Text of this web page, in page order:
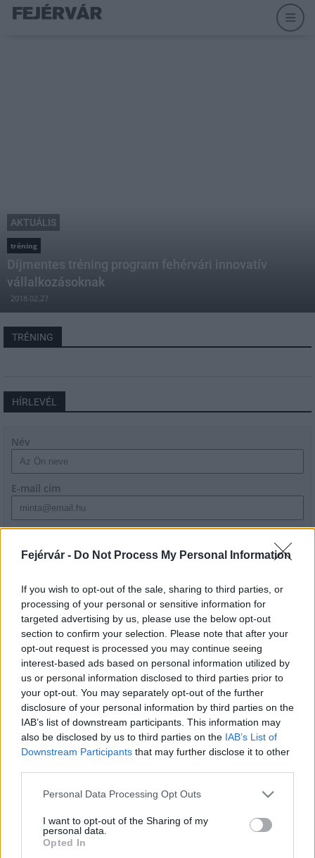
Fejérvár - Do Not Process My Personal Information
If you wish to opt-out of the sale, sharing to third parties, or
processing of your personal or sensitive information for
targeted advertising by us, please use the below opt-out
section to confirm your selection. Please note that after your
opt-out request is processed you may continue seeing
interest-based ads based on personal information utilized by
us or personal information disclosed to third parties prior to
your opt-out. You may separately opt-out of the further
disclosure of your personal information by third parties on the
IAB’s list of downstream participants. This information may
also be disclosed by us to third parties on the IAB’s List of
Downstream Participants that may further disclose it to other
Please note that this website/app uses one or more Google
not limited to your visit or usage behaviour. You may click to
grant or deny consent to Google and its third-party tags to
use your data for below specified purposes in below Google
Personal Data Processing Opt Outs
I want to opt-out of the Sharing of my
personal data.
Opted In
AKTUÁLIS
tréning
Díjmentes tréning program fehérvári innovatív
vállalkozásoknak
2018.02.27
TRÉNING
HÍRLEVÉL
Név
E-mail cím
szabályzatot!
LEGFRISSEBB
Országos hírek
Megérkezett az eső a Duna vízgyűjtőjére
Aktuális
Paks II.: Mit jelent az 5. blokk új
árnyékában?